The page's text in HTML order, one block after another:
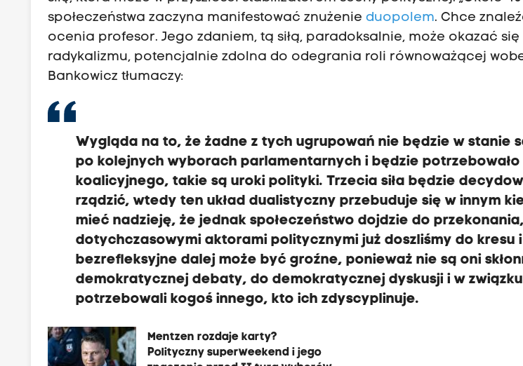
społeczeństwa zaczyna manifestować znużenieduopolem. Chce
ocenia profesor. Jego zdaniem, tą siłą, paradoksalnie, może okazać
radykalizmu, potencjalnie zdolna do odegrania roli równoważącej
Bankowicz tłumaczy:
Wygląda na to, że żadne z tych ugrupowań nie będzie w stanie
po kolejnych wyborach parlamentarnych i będzie
koalicyjnego, takie są uroki polityki. Trzecia siła będzie
rządzić, wtedy ten układ dualistyczny przebuduje się w innym
mieć nadzieję, że jednak społeczeństwo dojdzie do
dotychczasowymi aktorami politycznymi już doszliśmy do kresu
bezrefleksyjne dalej może być groźne, ponieważ nie są oni
demokratycznej debaty, do demokratycznej dyskusji i w
potrzebowali kogoś innego, kto ich zdyscyplinuje.
Mentzen rozdaje karty?
Polityczny superweekend i jego